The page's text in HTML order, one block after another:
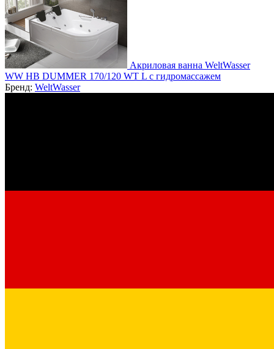
Акриловая ванна WeltWasser
WW HB DUMMER 170/120 WT L с гидромассажем
Бренд: WeltWasser